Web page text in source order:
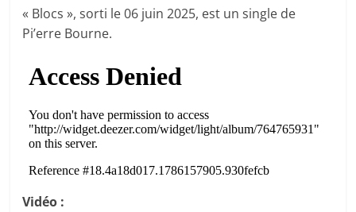
« Blocs », sorti le 06 juin 2025, est un single de
Pi’erre Bourne.
Vidéo :